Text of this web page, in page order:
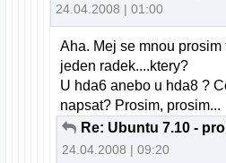
24.04.2008 | 01:00
Aha. Mej se mnou
jeden radek....ktery?
U hda6 anebo u hda8 ?
napsat? Prosim, prosim...
24.04.2008 | 09:20